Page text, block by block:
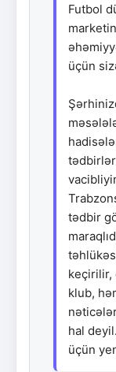
Futbol
üçün
tədbir
keçirilir,
klub,
hal
üçün